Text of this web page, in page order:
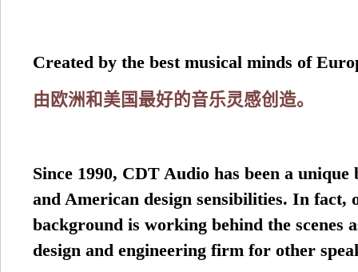
Created by the best musical minds of
由欧洲和美国最好的音乐灵感创造。
Since 1990, CDT Audio has been a
and American design sensibilities. In fact,
background is working behind the scenes
design and engineering firm for other